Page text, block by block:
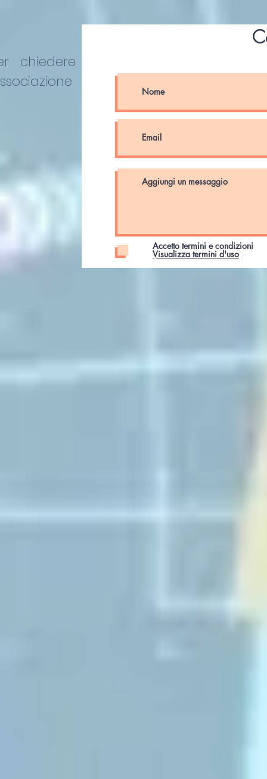
chiedere
Accetto termini e condizioni
Visualizza termini d'uso